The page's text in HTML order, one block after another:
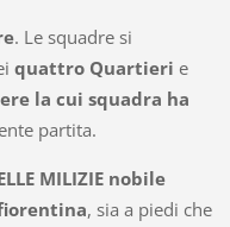
. Le squadre si
quattro Quartieri e
la cui squadra ha
partita.
MILIZIE nobile
, sia a piedi che